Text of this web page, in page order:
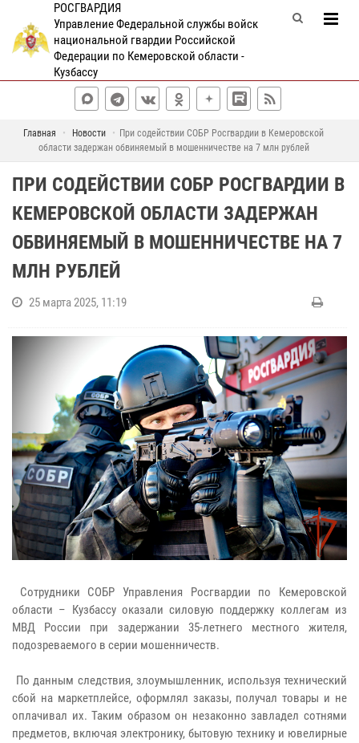
РОСГВАРДИЯ
Управление Федеральной службы войск
национальной гвардии Российской
Федерации по Кемеровской области -
Кузбассу
Главная Новости
При содействии СОБР Росгвардии в Кемеровской
области задержан обвиняемый в мошенничестве на 7 млн рублей
ПРИ СОДЕЙСТВИИ СОБР РОСГВАРДИИ В
КЕМЕРОВСКОЙ ОБЛАСТИ ЗАДЕРЖАН
ОБВИНЯЕМЫЙ В МОШЕННИЧЕСТВЕ НА 7
МЛН РУБЛЕЙ
25 марта 2025, 11:19
Сотрудники СОБР Управления Росгвардии по Кемеровской
области – Кузбассу оказали силовую поддержку коллегам из
МВД России при задержании 35-летнего местного жителя,
подозреваемого в серии мошенничеств.
По данным следствия, злоумышленник, используя технический
сбой на маркетплейсе, оформлял заказы, получал товары и не
оплачивал их. Таким образом он незаконно завладел сотнями
предметов, включая электронику, бытовую технику и ювелирные